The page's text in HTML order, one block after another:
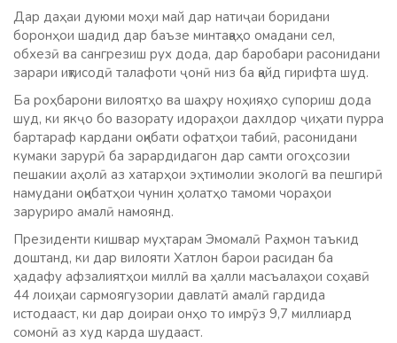
Дар даҳаи дуюми моҳи май дар натиҷаи боридани
боронҳои шадид дар баъзе минтақаҳо омадани сел,
обхезӣ ва сангрезиш рух дода, дар баробари расонидани
зарари иқтисодӣ талафоти ҷонӣ низ ба қайд гирифта шуд.
Ба роҳбарони вилоятҳо ва шаҳру ноҳияҳо супориш дода
шуд, ки якҷо бо вазорату идораҳои дахлдор ҷиҳати пурра
бартараф кардани оқибати офатҳои табиӣ, расонидани
кумаки зарурӣ ба зарардидагон дар самти огоҳсозии
пешакии аҳолӣ аз хатарҳои эҳтимолии экологӣ ва пешгирӣ
намудани оқибатҳои чунин ҳолатҳо тамоми чораҳои
заруриро амалӣ намоянд.
Президенти кишвар муҳтарам Эмомалӣ Раҳмон таъкид
доштанд, ки дар вилояти Хатлон барои расидан ба
ҳадафу афзалиятҳои миллӣ ва ҳалли масъалаҳои соҳавӣ
44 лоиҳаи сармоягузории давлатӣ амалӣ гардида
истодааст, ки дар доираи онҳо то имрӯз 9,7 миллиард
сомонӣ аз худ карда шудааст.